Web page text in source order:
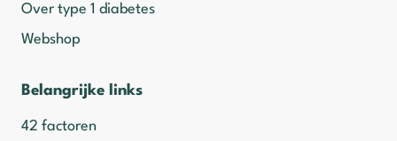
Over type 1 diabetes
Webshop
Belangrijke links
42 factoren